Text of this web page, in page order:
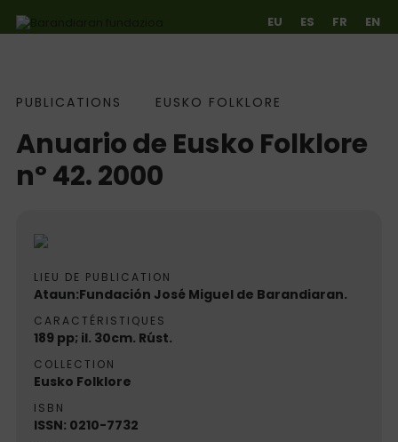
Ir directamente al contenido
EU ES FR EN
Publications
PUBLICATIONS EUSKO FOLKLORE
Anuario de Eusko Folklore
nº 42. 2000
LIEU DE PUBLICATION
Ataun:Fundación José Miguel de Barandiaran.
CARACTÉRISTIQUES
189 pp; il. 30cm. Rúst.
COLLECTION
Eusko Folklore
ISBN
ISSN: 0210-7732